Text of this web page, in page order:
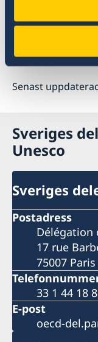
delas ut av
Adress: Södra
Stockholm
Senast
Sveriges
Unesco
Sveriges
Postadress
Délégation
17 rue
75007 Paris
33 1 44 18
E-post
oecd-